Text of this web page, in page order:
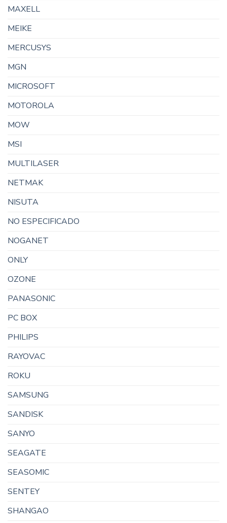
MAXELL
MEIKE
MERCUSYS
MGN
MICROSOFT
MOTOROLA
MOW
MSI
MULTILASER
NETMAK
NISUTA
NO ESPECIFICADO
NOGANET
ONLY
OZONE
PANASONIC
PC BOX
PHILIPS
RAYOVAC
ROKU
SAMSUNG
SANDISK
SANYO
SEAGATE
SEASOMIC
SENTEY
SHANGAO